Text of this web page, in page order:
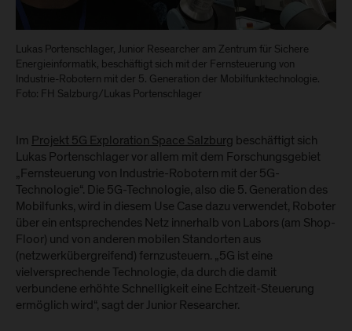
Lukas Portenschlager, Junior Researcher am Zentrum für Sichere
Energieinformatik, beschäftigt sich mit der Fernsteuerung von
Industrie-Robotern mit der 5. Generation der Mobilfunktechnologie.
Foto: FH Salzburg/Lukas Portenschlager
Im Projekt 5G Exploration Space Salzburg beschäftigt sich
Lukas Portenschlager vor allem mit dem Forschungsgebiet
„Fernsteuerung von Industrie-Robotern mit der 5G-
Technologie“. Die 5G-Technologie, also die 5. Generation des
Mobilfunks, wird in diesem Use Case dazu verwendet, Roboter
über ein entsprechendes Netz innerhalb von Labors (am Shop-
Floor) und von anderen mobilen Standorten aus
(netzwerkübergreifend) fernzusteuern. „5G ist eine
vielversprechende Technologie, da durch die damit
verbundene erhöhte Schnelligkeit eine Echtzeit-Steuerung
ermöglich wird“, sagt der Junior Researcher.